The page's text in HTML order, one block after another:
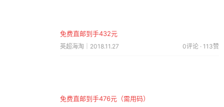
免费直邮到手432元
英超海淘｜2018.11.27 0评论 · 113赞
免费直邮到手476元（需用码）